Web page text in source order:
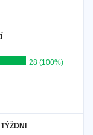
28 (100%)